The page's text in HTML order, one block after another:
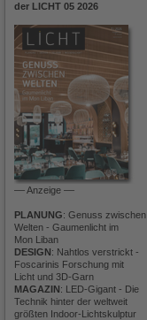
der LICHT 05 2026
–– Anzeige ––
PLANUNG: Genuss zwischen
Welten - Gaumenlicht im
Mon Liban
DESIGN: Nahtlos verstrickt -
Foscarinis Forschung mit
Licht und 3D-Garn
MAGAZIN: LED-Gigant - Die
Technik hinter der weltweit
größten Indoor-Lichtskulptur